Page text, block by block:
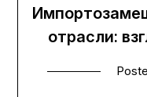
отрасли: